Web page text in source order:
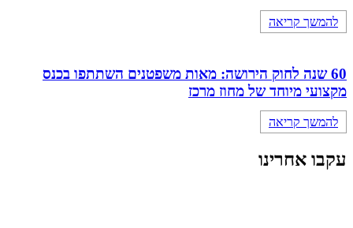
להמשך קריאה
60 שנה לחוק הירושה: מאות משפטנים השתתפו בכנס
מקצועי מיוחד של מחוז מרכז
להמשך קריאה
עקבו אחרינו